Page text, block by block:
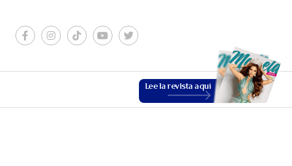
Lee la revista aquí